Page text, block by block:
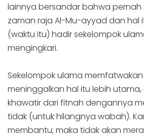
lainnya bersandar bahwa
zaman raja Al-Mu-ayyad dan hal
(waktu itu) hadir sekelompok
mengingkari.
Sekelompok ulama
meninggalkan hal itu lebih utama,
khawatir dari fitnah dengannya
tidak (untuk hilangnya wabah).
membantu; maka tidak akan